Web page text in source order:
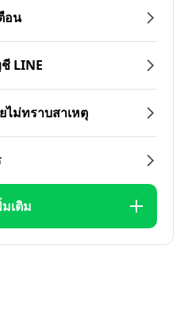
อน
LINE
ไม่ทราบสาเหตุ
มเติม